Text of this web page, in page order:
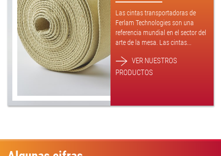
Las cintas transportadoras de
Ferlam Technologies son una
referencia mundial en el sector del
arte de la mesa. Las cintas...
VER NUESTROS
PRODUCTOS